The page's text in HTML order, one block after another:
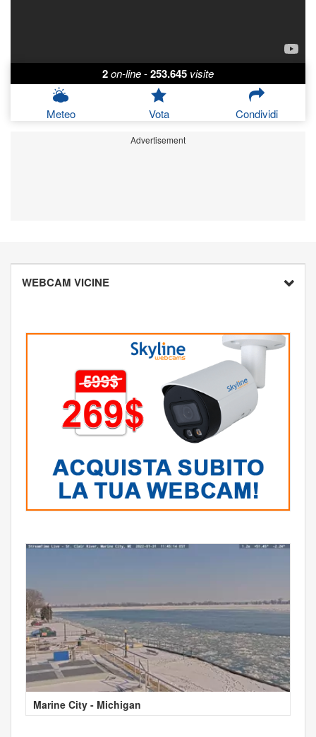
2on-line-253.645 visite
Meteo Vota Condividi
Advertisement
WEBCAM VICINE
Marine City - Michigan